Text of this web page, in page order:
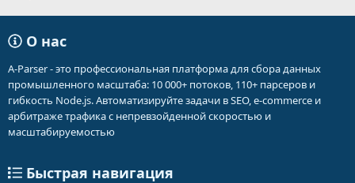
О нас
A-Parser - это профессиональная платформа для сбора данных
промышленного масштаба: 10 000+ потоков, 110+ парсеров и
гибкость Node.js. Автоматизируйте задачи в SEO, e-commerce и
арбитраже трафика с непревзойденной скоростью и
масштабируемостью
Быстрая навигация